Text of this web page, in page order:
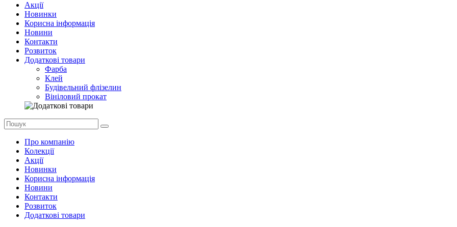
Акції
Новинки
Корисна інформація
Новини
Контакти
Розвиток
Додаткові товари
Фарба
Клей
Будівельний флізелин
Вініловий прокат
Про компанію
Колекції
Акції
Новинки
Корисна інформація
Новини
Контакти
Розвиток
Додаткові товари